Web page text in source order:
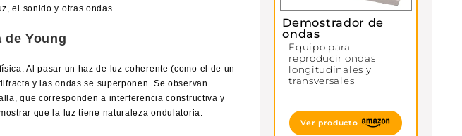
el sonido y otras ondas.
Young
Al pasar un haz de luz coherente (como el de un
y las ondas se superponen. Se observan
que corresponden a interferencia constructiva y
que la luz tiene naturaleza ondulatoria.
Demostrador de
ondas
Equipo para
reproducir ondas
longitudinales y
transversales
Ver producto